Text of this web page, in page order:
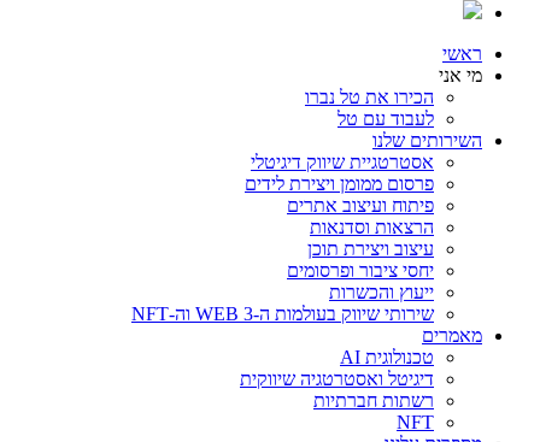
ראשי
מי אני
הכירו את טל נברו
לעבוד עם טל
השירותים שלנו
אסטרטגיית שיווק דיגיטלי
פרסום ממומן ויצירת לידים
פיתוח ועיצוב אתרים
הרצאות וסדנאות
עיצוב ויצירת תוכן
יחסי ציבור ופרסומים
ייעוץ והכשרות
שירותי שיווק בעולמות ה-WEB 3 וה-NFT
מאמרים
טכנולוגית AI
דיגיטל ואסטרטגיה שיווקית
רשתות חברתיות
NFT